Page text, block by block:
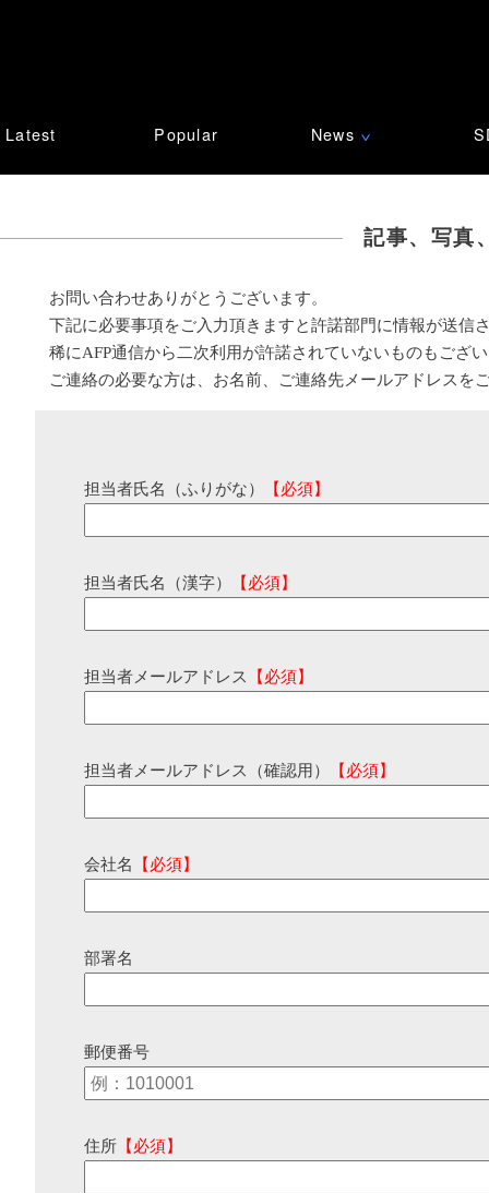
Latest Popular News ∨
記事、写真
お問い合わせありがとうございます。
下記に必要事項をご入力頂きますと許諾部門に情報が送信
稀にAFP通信から二次利用が許諾されていないものもござ
ご連絡の必要な方は、お名前、ご連絡先メールアドレスを
担当者氏名（ふりがな） 【必須】
担当者氏名（漢字） 【必須】
担当者メールアドレス 【必須】
担当者メールアドレス（確認用） 【必須】
会社名 【必須】
部署名
郵便番号
住所 【必須】